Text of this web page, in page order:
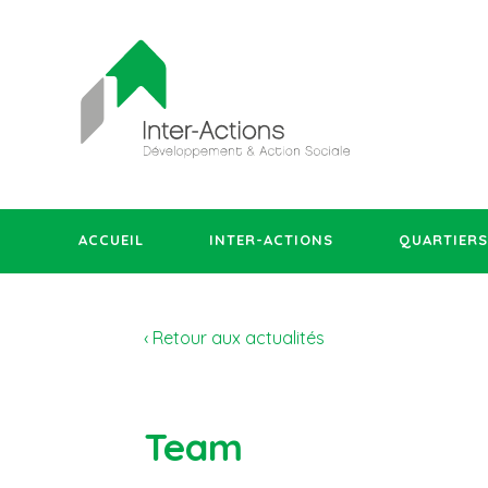
ACCUEIL INTER-ACTIONS QUARTIERS
‹ Retour aux actualités
Team